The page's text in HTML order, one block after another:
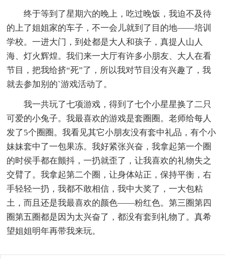
终于等到了星期六的晚上，吃过晚饭，我迫不及待
的上了姐姐家的车子，不一会儿就到了目的地――培训
学校。一进大门，到处都是大人和孩子，真提人山人
海、灯火辉煌。我们来一大厅有许多小朋友、大人在看
节目，把我给挤“死”了，所以我对节目没有兴趣了，我
就去参加别的`游戏活动了。
我一共玩了七项游戏，得到了七个小星星换了二只
可爱的小兔子。我最喜欢的游戏是套圈圈。老师给每人
发了5个圈圈。我看见其它小朋友没有套中礼品，有个小
妹妹套中了一包果冻。我好紧张兴奋，我拿起第一个圈
的时侯手都在颤抖，一扔就歪了，让我喜欢的礼物失之
交臂了。我拿起第二个圈，让身体站正，保持平衡，右
手轻轻一扔，我都不敢相信，我中大奖了，一大包粘
土，而且还是我最喜欢的颜色――粉红色。第三圈第四
圈第五圈都是因为太兴奋了，都没有套到礼物了。真希
望姐姐明年再带我来玩。